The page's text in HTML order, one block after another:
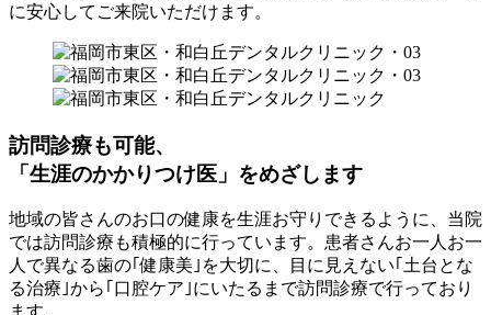
に安心してご来院いただけます。
訪問診療も可能、
「生涯のかかりつけ医」をめざします
地域の皆さんのお口の健康を生涯お守りできるように、当院
では訪問診療も積極的に行っています。患者さんお一人お一
人で異なる歯の｢健康美｣を大切に、目に見えない｢土台とな
る治療｣から｢口腔ケア｣にいたるまで訪問診療で行っており